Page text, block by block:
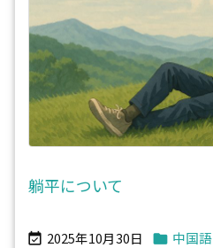
躺平について
 2025年10月30日  中国語